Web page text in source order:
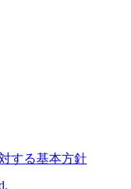
する基本方針